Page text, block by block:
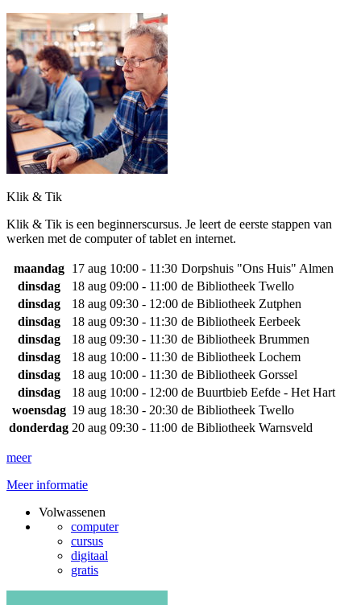
Klik & Tik
Klik & Tik is een beginnerscursus. Je leert de eerste stappen van
werken met de computer of tablet en internet.
maandag 17 aug 10:00 - 11:30 Dorpshuis "Ons Huis" Almen
dinsdag
18 aug 09:00 - 11:00 de Bibliotheek Twello
dinsdag
18 aug 09:30 - 12:00 de Bibliotheek Zutphen
dinsdag
18 aug 09:30 - 11:30 de Bibliotheek Eerbeek
dinsdag
18 aug 09:30 - 11:30 de Bibliotheek Brummen
dinsdag
18 aug 10:00 - 11:30 de Bibliotheek Lochem
dinsdag
18 aug 10:00 - 11:30 de Bibliotheek Gorssel
dinsdag
18 aug 10:00 - 12:00 de Buurtbieb Eefde - Het Hart
woensdag 19 aug 18:30 - 20:30 de Bibliotheek Twello
donderdag 20 aug 09:30 - 11:00 de Bibliotheek Warnsveld
meer
Meer informatie
Volwassenen
computer
cursus
digitaal
gratis